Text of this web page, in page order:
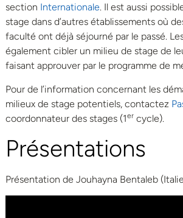
section Internationale. Il est aussi
stage dans d’autres établissements où
faculté ont déjà séjourné par le passé.
également cibler un milieu de stage de
faisant approuver par le programme de
Pour de l’information concernant les
milieux de stage potentiels, contactez
coordonnateur des stages (1er cycle).
Présentations
Présentation de Jouhayna Bentaleb